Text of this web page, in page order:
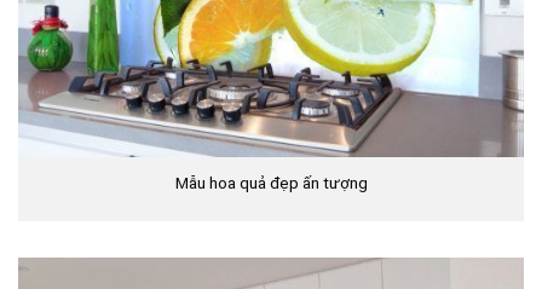
Mẫu hoa quả đẹp ấn tượng